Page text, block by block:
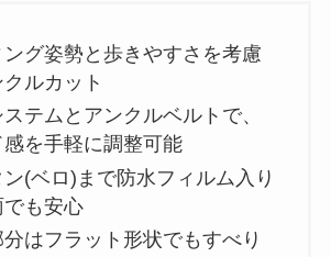
ング姿勢と歩きやすさを考慮
ルカット
ステムとアンクルベルトで、
を手軽に調整可能
(ベロ)まで防水フィルム入り
も安心
はフラット形状でもすべり